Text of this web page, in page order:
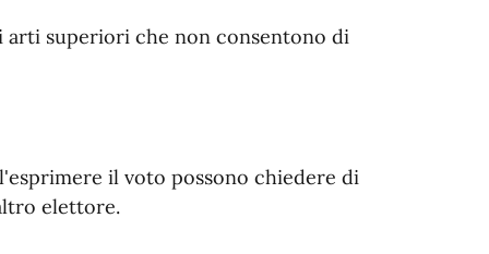
arti superiori che non consentono di
il voto possono chiedere di
elettore.